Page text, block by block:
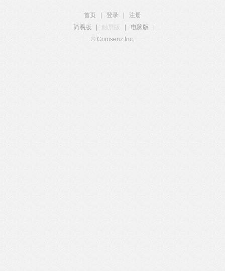
首页 登录
注册
简易版
触屏版 电脑版
© Comsenz Inc.